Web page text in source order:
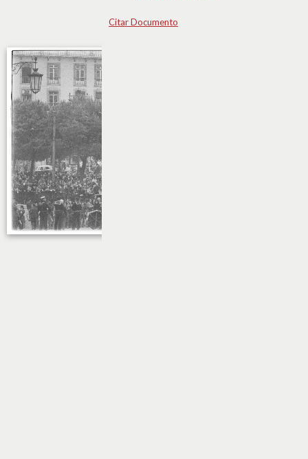
Citar Documento